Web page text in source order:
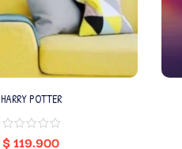
HARRY POTTER
$119.900